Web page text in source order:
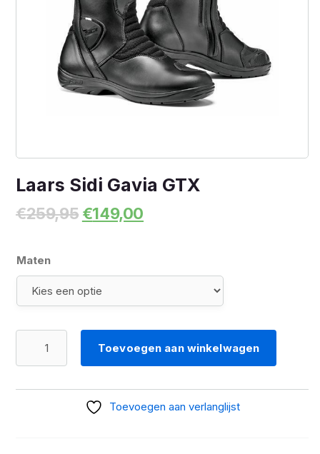
Laars Sidi Gavia GTX
€259,95 Oorspronkelijke
prijs
€149,00
prijs
Maten
Toevoegen aan winkelwagen
Toevoegen aan verlanglijst